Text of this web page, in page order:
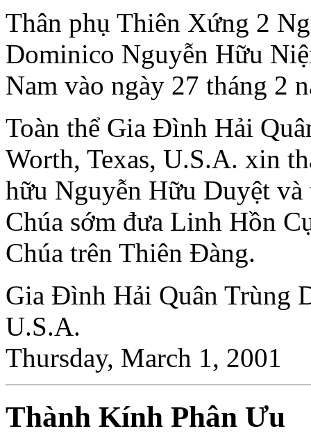
Thân phụ Thiên Xứng 2
Dominico Nguyễn Hữu
Nam vào ngày 27 tháng 2
Toàn thể Gia Ðình Hải
Worth, Texas, U.S.A. xin
hữu Nguyễn Hữu Duyệt
Chúa sớm đưa Linh Hồn
Chúa trên Thiên Ðàng.
Gia Ðình Hải Quân Trùng
U.S.A.
Thursday, March 1, 2001
Thành Kính Phân Ưu